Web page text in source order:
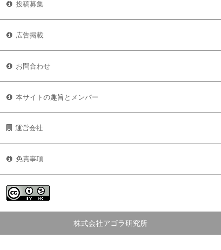
投稿募集
広告掲載
お問合わせ
本サイトの趣旨とメンバー
運営会社
免責事項
株式会社アゴラ研究所